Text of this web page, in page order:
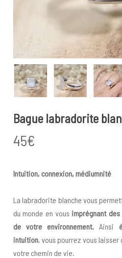
Bague labradorite
45€
Intuition, connexion, médiumnité
La labradorite blanche vous
du monde en vous imprégnant des
de votre environnement. Ainsi
intuition, vous pourrez vous
votre chemin de vie.